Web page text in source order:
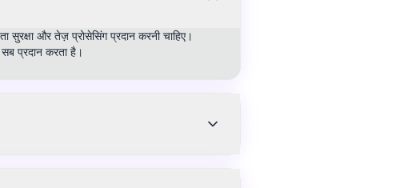
और तेज़ प्रोसेसिंग प्रदान करनी चाहिए।
प्रदान करता है।